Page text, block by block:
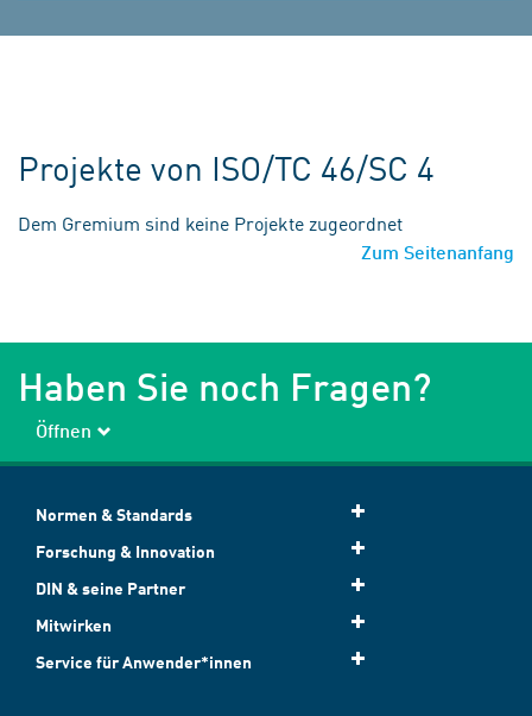
Projekte von ISO/TC 46/SC 4
Dem Gremium sind keine Projekte zugeordnet
Zum Seitenanfang
Haben Sie noch Fragen?
Öffnen
Normen & Standards
Forschung & Innovation
DIN & seine Partner
Mitwirken
Service für Anwender*innen